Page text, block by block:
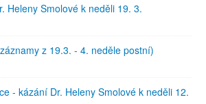
Heleny Smolové k neděli 19. 3.
z 19.3. - 4. neděle postní)
- kázání Dr. Heleny Smolové k neděli 12.